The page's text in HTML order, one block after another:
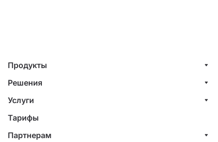
Продукты
Управление клиентами (CRM)
Проекты
Финансы
Решения
ИТ-компании
Строительные компании
Веб-студии
Услуги
Внедрение системы управления клиентами
Внедрение финансового учета
Тарифы
Партнерам